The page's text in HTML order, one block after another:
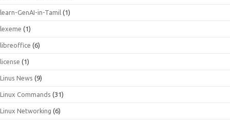
learn-GenAI-in-Tamil (1)
lexeme (1)
libreoffice (6)
license (1)
Linus News (9)
Linux Commands (31)
Linux Networking (6)